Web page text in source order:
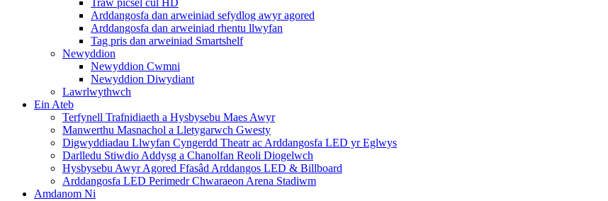
Traw picsel cul HD
Arddangosfa dan arweiniad sefydlog awyr agored
Arddangosfa dan arweiniad rhentu llwyfan
Tag pris dan arweiniad Smartshelf
Newyddion
Newyddion Cwmni
Newyddion Diwydiant
Lawrlwythwch
Ein Ateb
Terfynell Trafnidiaeth a Hysbysebu Maes Awyr
Manwerthu Masnachol a Lletygarwch Gwesty
Digwyddiadau Llwyfan Cyngerdd Theatr ac Arddangosfa LED yr Eglwys
Darlledu Stiwdio Addysg a Chanolfan Reoli Diogelwch
Hysbysebu Awyr Agored Ffasâd Arddangos LED & Billboard
Arddangosfa LED Perimedr Chwaraeon Arena Stadiwm
Amdanom Ni